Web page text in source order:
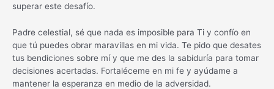
superar este desafío.
Padre celestial, sé que nada es imposible para Ti y confío en
que tú puedes obrar maravillas en mi vida. Te pido que desates
tus bendiciones sobre mí y que me des la sabiduría para tomar
decisiones acertadas. Fortaléceme en mi fe y ayúdame a
mantener la esperanza en medio de la adversidad.